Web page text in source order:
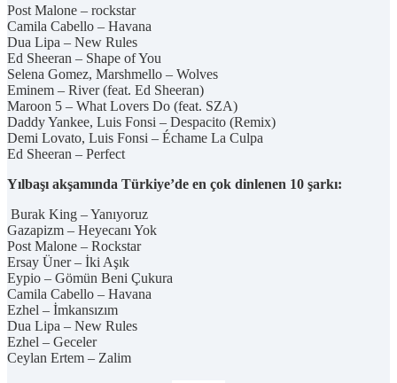
Post Malone – rockstar
Camila Cabello – Havana
Dua Lipa – New Rules
Ed Sheeran – Shape of You
Selena Gomez, Marshmello – Wolves
Eminem – River (feat. Ed Sheeran)
Maroon 5 – What Lovers Do (feat. SZA)
Daddy Yankee, Luis Fonsi – Despacito (Remix)
Demi Lovato, Luis Fonsi – Échame La Culpa
Ed Sheeran – Perfect
Yılbaşı akşamında Türkiye’de en çok dinlenen 10 şarkı:
Burak King – Yanıyoruz
Gazapizm – Heyecanı Yok
Post Malone – Rockstar
Ersay Üner – İki Aşık
Eypio – Gömün Beni Çukura
Camila Cabello – Havana
Ezhel – İmkansızım
Dua Lipa – New Rules
Ezhel – Geceler
Ceylan Ertem – Zalim